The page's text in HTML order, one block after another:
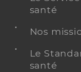
santé
Nos
Le
santé